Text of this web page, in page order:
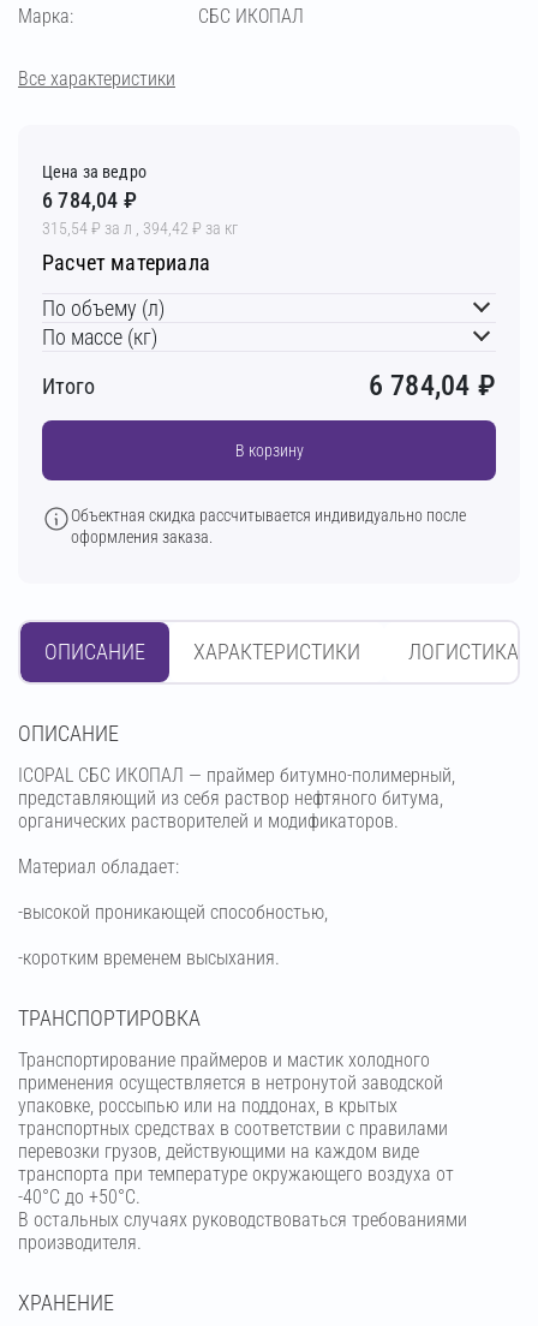
Марка:
СБС ИКОПАЛ
Все характеристики
Цена за ведро
6 784,04 ₽
315,54 ₽ за л , 394,42 ₽ за кг
Расчет материала
По объему (л)
По массе (кг)
Итого
6 784,04 ₽
В корзину
Объектная скидка рассчитывается индивидуально после
оформления заказа.
ОПИСАНИЕ ХАРАКТЕРИСТИКИ ЛОГИСТИКА
OПИСАНИЕ
ICOPAL СБС ИКОПАЛ — праймер битумно-полимерный,
представляющий из себя раствор нефтяного битума,
органических растворителей и модификаторов.
Материал обладает:
-высокой проникающей способностью,
-коротким временем высыхания.
ТРАНСПОРТИРОВКА
Транспортирование праймеров и мастик холодного
применения осуществляется в нетронутой заводской
упаковке, россыпью или на поддонах, в крытых
транспортных средствах в соответствии с правилами
перевозки грузов, действующими на каждом виде
транспорта при температуре окружающего воздуха от
-40°С до +50°С.
В остальных случаях руководствоваться требованиями
производителя.
ХРАНЕНИЕ